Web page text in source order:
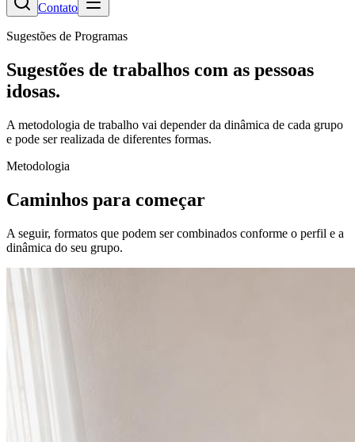
Contato
Sugestões de Programas
Sugestões de trabalhos com as pessoas
idosas.
A metodologia de trabalho vai depender da dinâmica de cada grupo
e pode ser realizada de diferentes formas.
Metodologia
Caminhos para começar
A seguir, formatos que podem ser combinados conforme o perfil e a
dinâmica do seu grupo.